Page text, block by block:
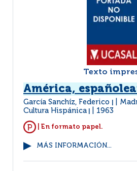
Texto
América,
García Sanchíz, Federico
Cultura Hispánica
1963
| En formato papel.
MÁS INFORMACIÓN...